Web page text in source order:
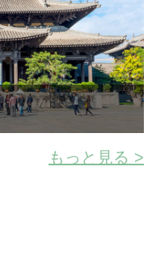
もっと見る >